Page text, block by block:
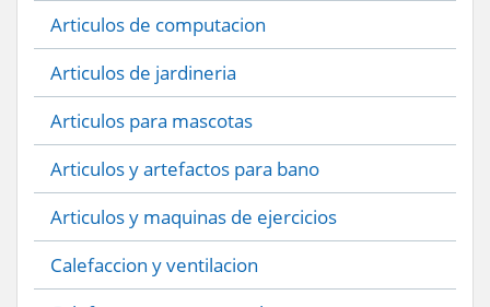
Articulos de computacion
Articulos de jardineria
Articulos para mascotas
Articulos y artefactos para bano
Articulos y maquinas de ejercicios
Calefaccion y ventilacion